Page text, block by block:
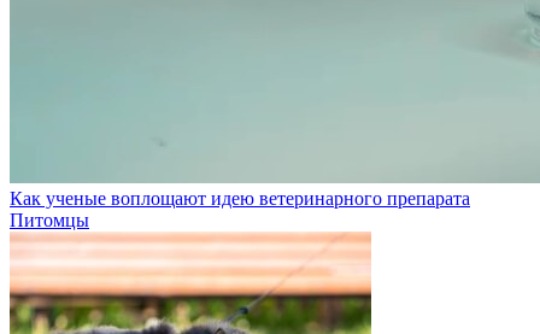
Как ученые воплощают идею ветеринарного препарата
Питомцы